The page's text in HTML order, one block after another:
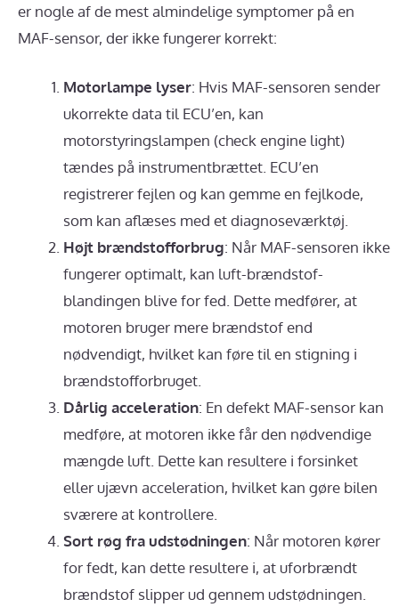
er nogle af de mest almindelige symptomer på en
MAF-sensor, der ikke fungerer korrekt:
Motorlampe lyser: Hvis MAF-sensoren sender
ukorrekte data til ECU’en, kan
motorstyringslampen (check engine light)
tændes på instrumentbrættet. ECU’en
registrerer fejlen og kan gemme en fejlkode,
som kan aflæses med et diagnoseværktøj.
Højt brændstofforbrug: Når MAF-sensoren ikke
fungerer optimalt, kan luft-brændstof-
blandingen blive for fed. Dette medfører, at
motoren bruger mere brændstof end
nødvendigt, hvilket kan føre til en stigning i
brændstofforbruget.
Dårlig acceleration: En defekt MAF-sensor kan
medføre, at motoren ikke får den nødvendige
mængde luft. Dette kan resultere i forsinket
eller ujævn acceleration, hvilket kan gøre bilen
sværere at kontrollere.
Sort røg fra udstødningen: Når motoren kører
for fedt, kan dette resultere i, at uforbrændt
brændstof slipper ud gennem udstødningen.